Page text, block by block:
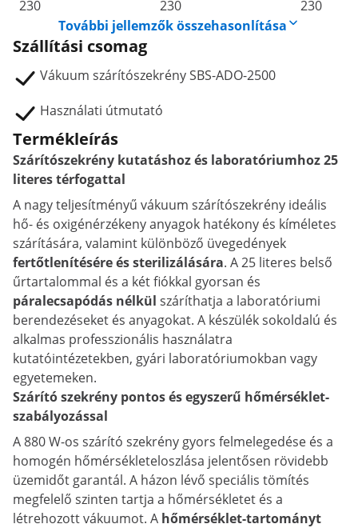
230 230
230
További jellemzők összehasonlítása
Szállítási csomag
Vákuum szárítószekrény SBS-ADO-2500
Használati útmutató
Termékleírás
Szárítószekrény kutatáshoz és laboratóriumhoz 25
literes térfogattal
A nagy teljesítményű vákuum szárítószekrény ideális
hő- és oxigénérzékeny anyagok hatékony és kíméletes
szárítására, valamint különböző üvegedények
fertőtlenítésére és sterilizálására. A 25 literes belső
űrtartalommal és a két fiókkal gyorsan és
páralecsapódás nélkül száríthatja a laboratóriumi
berendezéseket és anyagokat. A készülék sokoldalú és
alkalmas professzionális használatra
kutatóintézetekben, gyári laboratóriumokban vagy
egyetemeken.
Szárító szekrény pontos és egyszerű hőmérséklet-
szabályozással
A 880 W-os szárító szekrény gyors felmelegedése és a
homogén hőmérsékleteloszlása jelentősen rövidebb
üzemidőt garantál. A házon lévő speciális tömítés
megfelelő szinten tartja a hőmérsékletet és a
létrehozott vákuumot. A hőmérséklet-tartományt